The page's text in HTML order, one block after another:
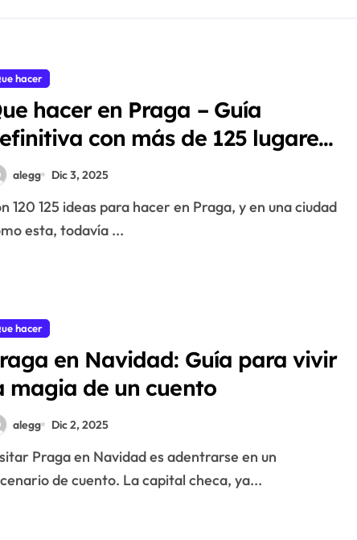
hacer
hacer en Praga – Guía
con más de 125 lugares
para 2026
alegg Dic 3, 2025
esta, todavía ...
hacer
en Navidad: Guía para vivir
magia de un cuento
alegg Dic 2, 2025
de cuento. La capital checa, ya...